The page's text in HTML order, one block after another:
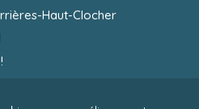
Haut-Clocher